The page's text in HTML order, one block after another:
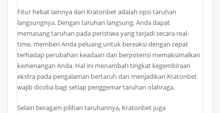
Fitur hebat lainnya dari Kratonbet adalah opsi taruhan
langsungnya. Dengan taruhan langsung, Anda dapat
memasang taruhan pada peristiwa yang terjadi secara real-
time, memberi Anda peluang untuk bereaksi dengan cepat
terhadap perubahan keadaan dan berpotensi memaksimalkan
kemenangan Anda. Hal ini menambah tingkat kegembiraan
ekstra pada pengalaman bertaruh dan menjadikan Kratonbet
wajib dicoba bagi setiap penggemar taruhan olahraga.
Selain beragam pilihan taruhannya, Kratonbet juga